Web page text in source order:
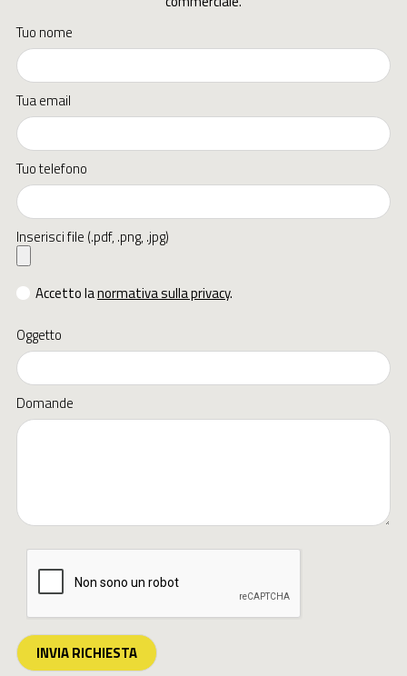
Tuo nome
Tua email
Tuo telefono
Inserisci file (.pdf, .png, .jpg)
Accetto lanormativa sulla privacy.
Oggetto
Domande
INVIA RICHIESTA